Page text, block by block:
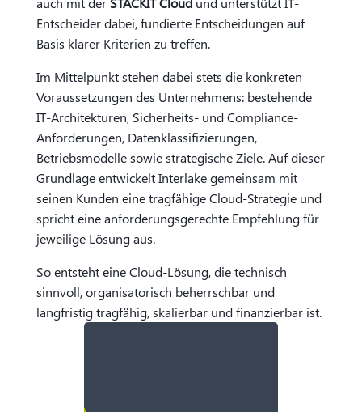
Entscheider dabei, fundierte Entscheidungen auf
Basis klarer Kriterien zu treffen.
Im Mittelpunkt stehen dabei stets die konkreten
Voraussetzungen des Unternehmens: bestehende
IT-Architekturen, Sicherheits- und Compliance-
Anforderungen, Datenklassifizierungen,
Betriebsmodelle sowie strategische Ziele. Auf dieser
Grundlage entwickelt Interlake gemeinsam mit
seinen Kunden eine tragfähige Cloud-Strategie und
spricht eine anforderungsgerechte Empfehlung für
jeweilige Lösung aus.
So entsteht eine Cloud-Lösung, die technisch
sinnvoll, organisatorisch beherrschbar und
langfristig tragfähig, skalierbar und finanzierbar ist.